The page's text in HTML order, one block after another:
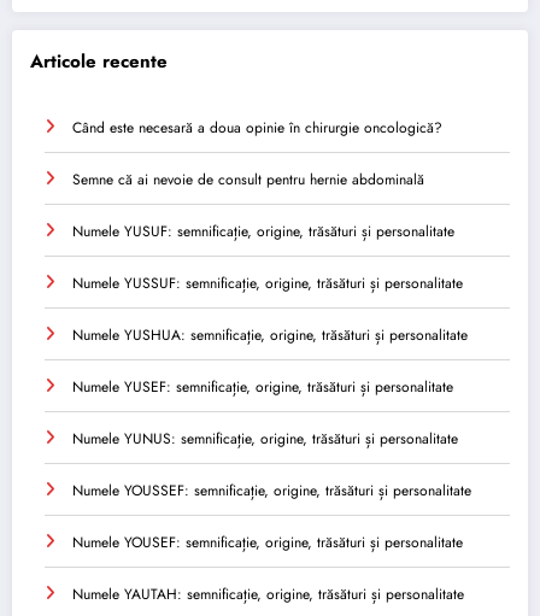
Articole recente
Când este necesară a doua opinie în chirurgie oncologică?
Semne că ai nevoie de consult pentru hernie abdominală
Numele YUSUF: semnificație, origine, trăsături și personalitate
Numele YUSSUF: semnificație, origine, trăsături și personalitate
Numele YUSHUA: semnificație, origine, trăsături și personalitate
Numele YUSEF: semnificație, origine, trăsături și personalitate
Numele YUNUS: semnificație, origine, trăsături și personalitate
Numele YOUSSEF: semnificație, origine, trăsături și personalitate
Numele YOUSEF: semnificație, origine, trăsături și personalitate
Numele YAUTAH: semnificație, origine, trăsături și personalitate